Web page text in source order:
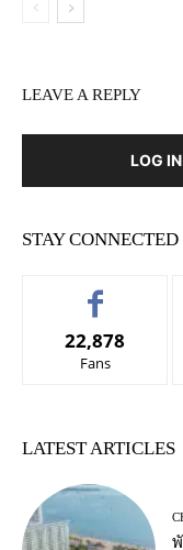
LEAVE A REPLY
LOG
STAY CONNECTED
22,878
Fans
LATEST ARTICLES